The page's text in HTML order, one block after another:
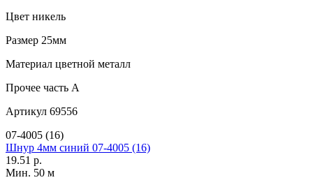
Цвет никель
Размер 25мм
Материал цветной металл
Прочее часть A
Артикул 69556
07-4005 (16)
Шнур 4мм синий 07-4005 (16)
19.51 р.
Мин. 50 м